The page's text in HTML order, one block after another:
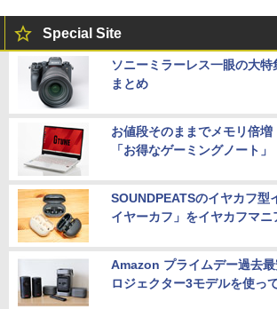
Special Site
ソニーミラーレス一眼の大
まとめ
お値段そのままでメモリ倍
「お得なゲーミングノート」
SOUNDPEATSのイヤカフ型
イヤーカフ」をイヤカフマニ
Amazon プライムデー過去
ロジェクター3モデルを使っ